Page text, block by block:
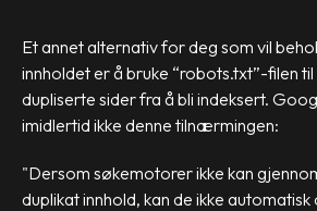
Et annet alternativ for deg som vil
innholdet er å bruke “robots.txt”-filen
dupliserte sider fra å bli indeksert.
imidlertid ikke denne tilnærmingen:
"Dersom søkemotorer ikke kan
duplikat innhold, kan de ikke